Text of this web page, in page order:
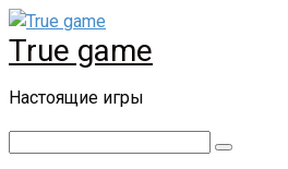
Перейти
к
контенту
True game
Настоящие игры